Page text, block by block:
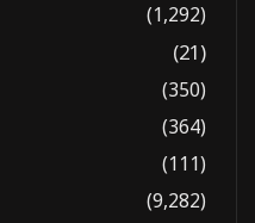
(1,292)
(21)
(350)
(364)
(111)
(9,282)